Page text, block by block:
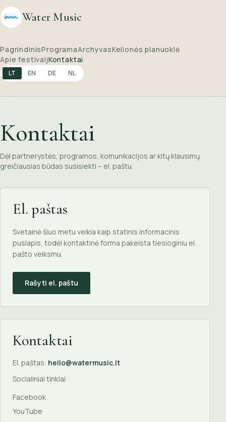
Water Music
PagrindinisProgramaArchyvasKelionės planuoklė
Apie festivalįKontaktai
LT EN DE NL
Kontaktai
Dėl partnerystės, programos, komunikacijos ar kitų klausimų
greičiausias būdas susisiekti – el. paštu.
El. paštas
Svetainė šiuo metu veikia kaip statinis informacinis
puslapis, todėl kontaktinė forma pakeista tiesioginiu el.
pašto veiksmu.
Rašyti el. paštu
Kontaktai
El. paštas: hello@watermusic.lt
Socialiniai tinklai
Facebook
YouTube